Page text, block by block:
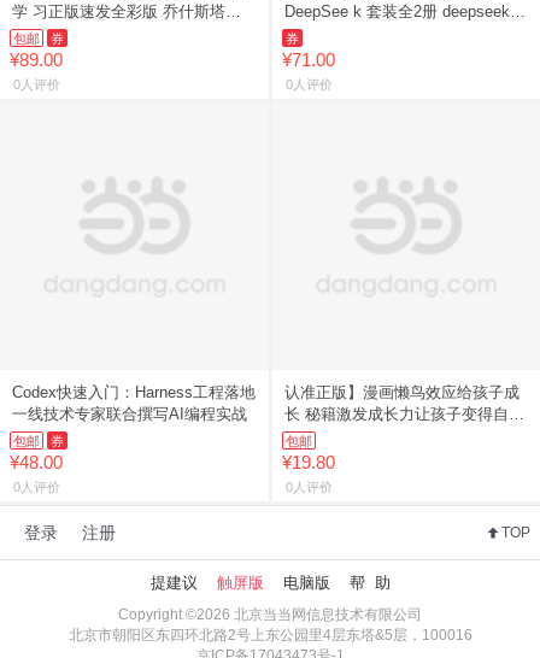
学 习正版速发全彩版 乔什斯塔默
著
包邮 券
¥89.00
0人评价
DeepSee k 套装全2册 deepseek全
职业场景
券
¥71.00
0人评价
Codex快速入门：Harness工程落地
一线技术专家联合撰写AI编程实战
包邮 券
¥48.00
0人评价
认准正版】漫画懒鸟效应给孩子成
长 秘籍激发成长力让孩子变得自律
努
包邮
¥19.80
0人评价
登录 注册 TOP
提建议 触屏版 电脑版 帮 助
Copyright ©2026 北京当当网信息技术有限公司
北京市朝阳区东四环北路2号上东公园里4层东塔&5层，100016